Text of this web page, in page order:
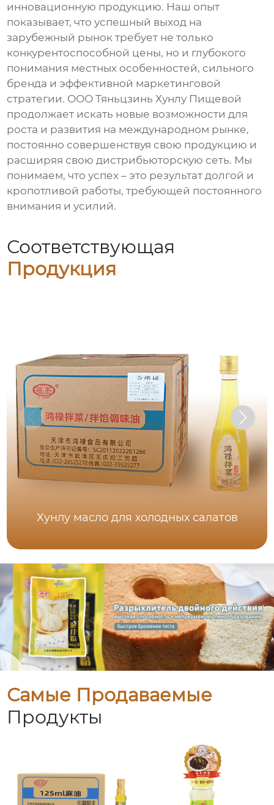
инновационную продукцию. Наш опыт
показывает, что успешный выход на
зарубежный рынок требует не только
конкурентоспособной цены, но и глубокого
понимания местных особенностей, сильного
бренда и эффективной маркетинговой
стратегии. ООО Тяньцзинь Хунлу Пищевой
продолжает искать новые возможности для
роста и развития на международном рынке,
постоянно совершенствуя свою продукцию и
расширяя свою дистрибьюторскую сеть. Мы
понимаем, что успех – это результат долгой и
кропотливой работы, требующей постоянного
внимания и усилий.
Соответствующая
Продукция
Хунлу масло для холодных салатов
Самые Продаваемые
Продукты